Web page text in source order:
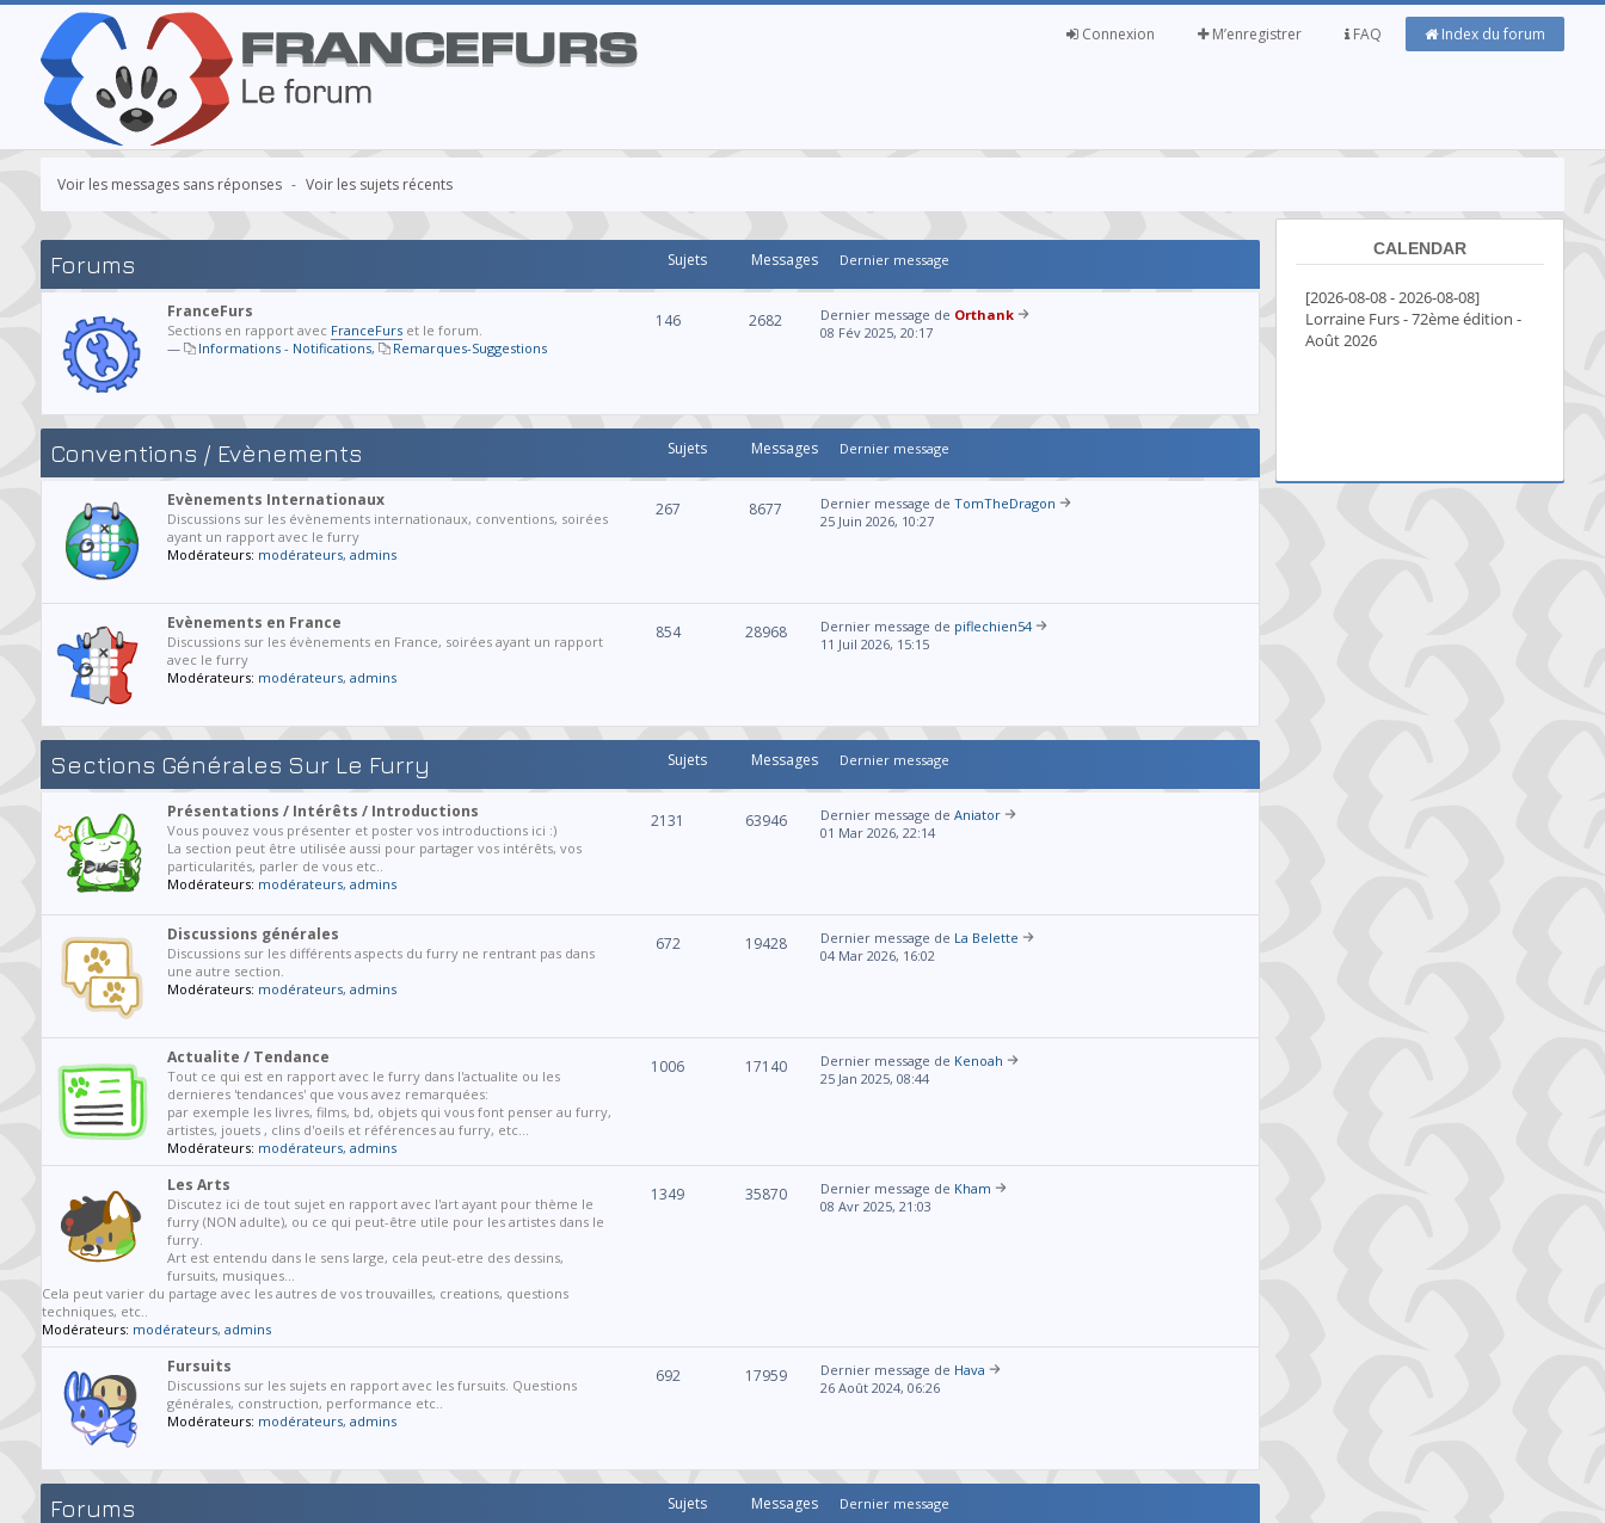
Index du forum
FAQ
M’enregistrer
Connexion
Voir les messages sans réponses - Voir les sujets récents
Forums Sujets Messages Dernier message
FranceFurs
Sections en rapport avec FranceFurset le forum.
—
Informations - Notifications, Remarques-Suggestions
146 2682 Dernier message de Orthank
08 Fév 2025, 20:17
Conventions / Evènements Sujets Messages Dernier message
Evènements Internationaux
Discussions sur les évènements internationaux, conventions, soirées
ayant un rapport avec le furry
Modérateurs: modérateurs, admins
267 8677 Dernier message de TomTheDragon
25 Juin 2026, 10:27
Evènements en France
Discussions sur les évènements en France, soirées ayant un rapport
avec le furry
Modérateurs: modérateurs, admins
854 28968 Dernier message de piflechien54
11 Juil 2026, 15:15
Sections Générales Sur Le Furry Sujets Messages Dernier message
Présentations / Intérêts / Introductions
Vous pouvez vous présenter et poster vos introductions ici :)
La section peut être utilisée aussi pour partager vos intérêts, vos
particularités, parler de vous etc..
Modérateurs: modérateurs, admins
2131 63946 Dernier message de Aniator
01 Mar 2026, 22:14
Discussions générales
Discussions sur les différents aspects du furry ne rentrant pas dans
une autre section.
Modérateurs: modérateurs, admins
672 19428 Dernier message de La Belette
04 Mar 2026, 16:02
Actualite / Tendance
Tout ce qui est en rapport avec le furry dans l'actualite ou les
dernieres 'tendances' que vous avez remarquées:
par exemple les livres, films, bd, objets qui vous font penser au furry,
artistes, jouets , clins d'oeils et références au furry, etc...
Modérateurs: modérateurs, admins
1006 17140 Dernier message de Kenoah
25 Jan 2025, 08:44
Les Arts
Discutez ici de tout sujet en rapport avec l'art ayant pour thème le
furry (NON adulte), ou ce qui peut-être utile pour les artistes dans le
furry.
Art est entendu dans le sens large, cela peut-etre des dessins,
fursuits, musiques...
Cela peut varier du partage avec les autres de vos trouvailles, creations, questions
techniques, etc..
Modérateurs: modérateurs, admins
1349 35870 Dernier message de Kham
08 Avr 2025, 21:03
Fursuits
Discussions sur les sujets en rapport avec les fursuits. Questions
générales, construction, performance etc..
Modérateurs: modérateurs, admins
692 17959 Dernier message de Hava
26 Août 2024, 06:26
Forums Sujets Messages Dernier message
CALENDAR